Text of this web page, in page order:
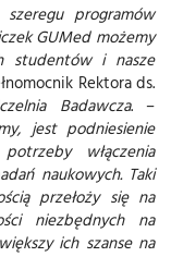
programów
GUMed możemy
studentów i nasze
Rektora ds.
Badawcza. –
jest podniesienie
włączenia
naukowych. Taki
przełoży się na
niezbędnych na
ich szanse na